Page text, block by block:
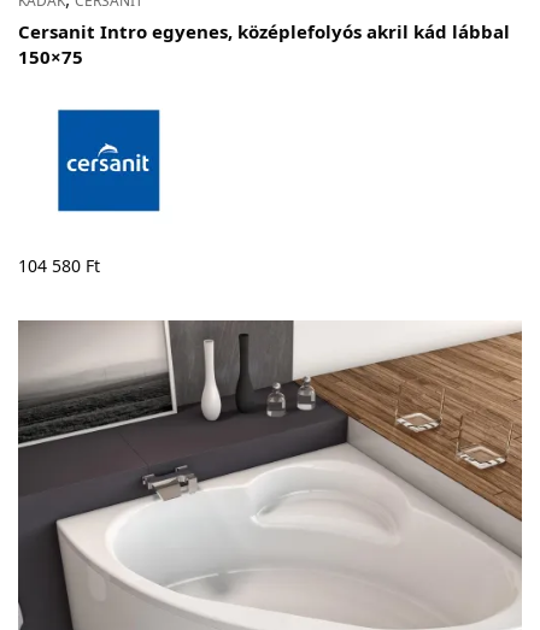
Cersanit Intro egyenes, középlefolyós akril kád lábbal
150×75
104 580 Ft